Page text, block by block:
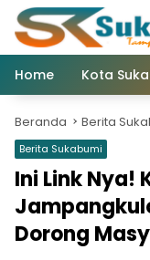
Langsung
konten
Home
Kota
Beranda Berita
Berita Sukabumi
Ini Link Nya!
Dorong